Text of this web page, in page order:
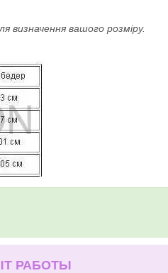
визначення вашого розміру.
РАБОТЫ